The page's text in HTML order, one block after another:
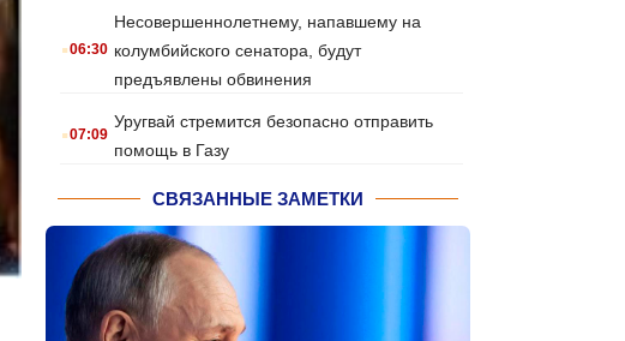
.06:30
Несовершеннолетнему, напавшему на
колумбийского сенатора, будут
предъявлены обвинения
.07:09
Уругвай стремится безопасно отправить
помощь в Газу
СВЯЗАННЫЕ ЗАМЕТКИ